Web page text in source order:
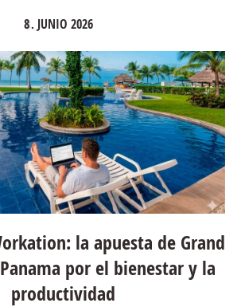
8. JUNIO 2026
la apuesta de Grand
por el bienestar y la
productividad